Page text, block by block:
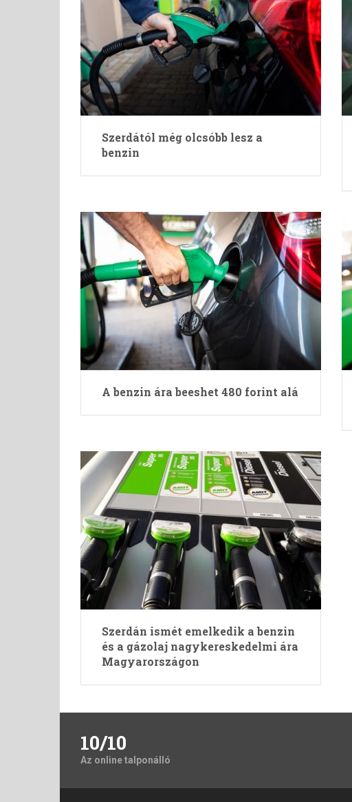
Szerdától még olcsóbb lesz a
benzin
A benzin ára beeshet 480 forint alá
Szerdán ismét emelkedik a benzin
és a gázolaj nagykereskedelmi ára
Magyarországon
10/10
Az online talponálló